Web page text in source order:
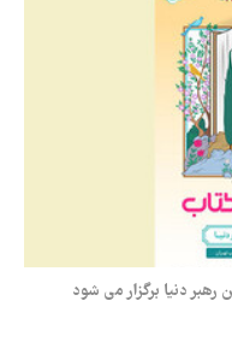
دنیا برگزار می شود